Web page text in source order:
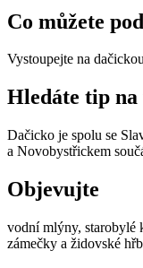
Co můžete
Vystoupejte na
Hledáte tip na
Dačicko je spolu se
a Novobystřickem
Objevujte
vodní mlýny, starobylé
zámečky a židovské